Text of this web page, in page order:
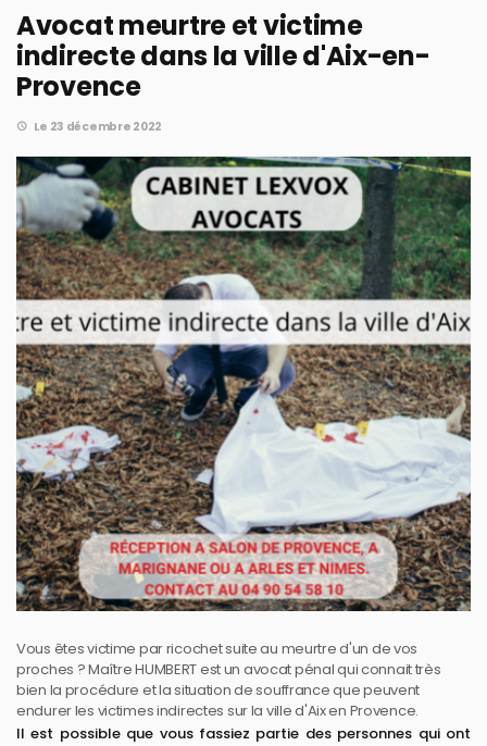
Avocat meurtre et victime
indirecte dans la ville d'Aix-en-
Provence
Le 23 décembre 2022
Vous êtes victime par ricochet suite au meurtre d'un de vos
proches ? Maître HUMBERT est un avocat pénal qui connait très
bien la procédure et la situation de souffrance que peuvent
endurer les victimes indirectes sur la ville d'Aix en Provence.
Il est possible que vous fassiez partie des personnes qui ont